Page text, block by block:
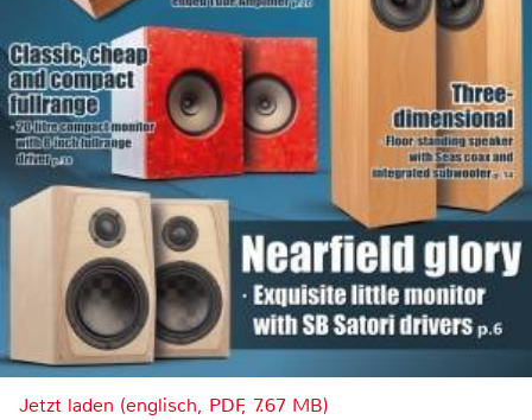
Jetzt laden (englisch, PDF, 7.67 MB)